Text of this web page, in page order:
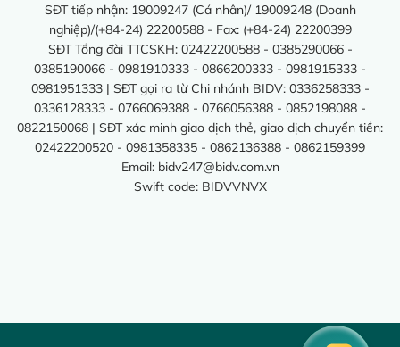
SĐT tiếp nhận: 19009247 (Cá nhân)/ 19009248 (Doanh
nghiệp)/(+84-24) 22200588 - Fax: (+84-24) 22200399
SĐT Tổng đài TTCSKH: 02422200588 - 0385290066 -
0385190066 - 0981910333 - 0866200333 - 0981915333 -
0981951333 | SĐT gọi ra từ Chi nhánh BIDV: 0336258333 -
0336128333 - 0766069388 - 0766056388 - 0852198088 -
0822150068 | SĐT xác minh giao dịch thẻ, giao dịch chuyển tiền:
02422200520 - 0981358335 - 0862136388 - 0862159399
Email: bidv247@bidv.com.vn
Swift code: BIDVVNVX